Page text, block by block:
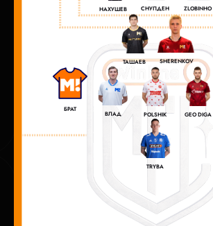
НАХУШЕВ СНУПДЕН ZLOBINHO
ТАШАЕВ SHERENKOV
БРАТ
ВЛАД POLSHIK GEO DIGA
TRYBA